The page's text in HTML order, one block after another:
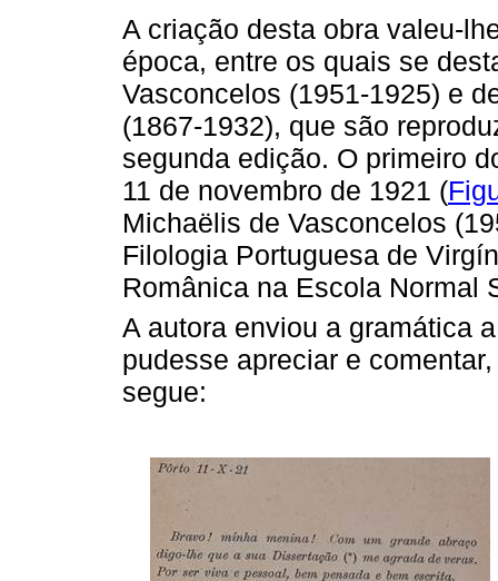
A criação desta obra valeu-
época, entre os quais se
Vasconcelos (1951-1925) e
(1867-1932), que são
segunda edição. O primeiro
11 de novembro de 1921 (
Michaëlis de Vasconcelos
Filologia Portuguesa de
Românica na Escola Normal
A autora enviou a gramática
pudesse apreciar e
segue: